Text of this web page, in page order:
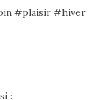
#plaisir #hiver
: